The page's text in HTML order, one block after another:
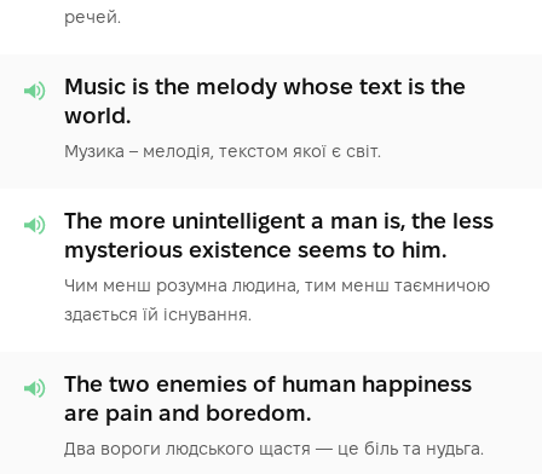
речей.
Music is the melody whose text is the
world.
Музика – мелодія, текстом якої є світ.
The more unintelligent a man is, the less
mysterious existence seems to him.
Чим менш розумна людина, тим менш таємничою
здається їй існування.
The two enemies of human happiness
are pain and boredom.
Два вороги людського щастя — це біль та нудьга.